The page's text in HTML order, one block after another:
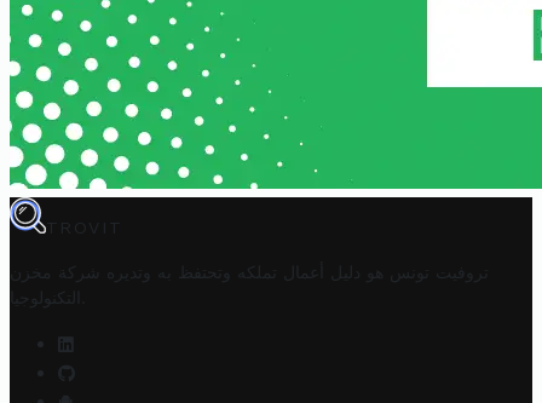
TROVIT
تروفيت تونس هو دليل أعمال تملكه وتحتفظ به وتديره
شركة مخزن
التكنولوجيا